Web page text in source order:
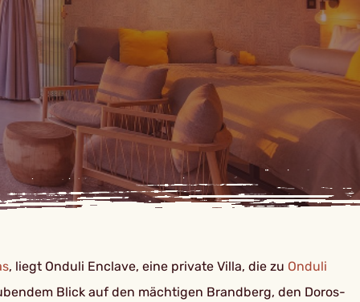
, liegt Onduli Enclave, eine private Villa, die zu Onduli
Blick auf den mächtigen Brandberg, den Doros-